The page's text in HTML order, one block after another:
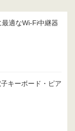
適なWi-Fi中継器
キーボード・ピア